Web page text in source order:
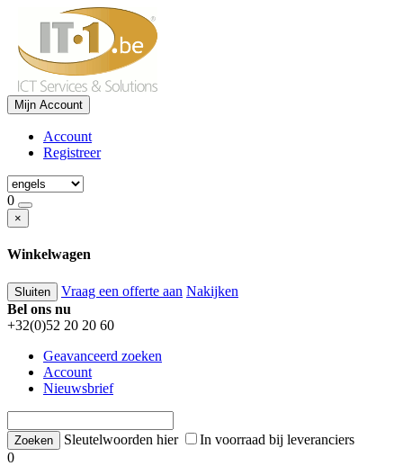
Mijn Account
Account
Registreer
0
×
Winkelwagen
Sluiten Vraag een offerte aan Nakijken
Bel ons nu
+32(0)52 20 20 60
Geavanceerd zoeken
Account
Nieuwsbrief
Sleutelwoorden hier
In voorraad bij leveranciers
0